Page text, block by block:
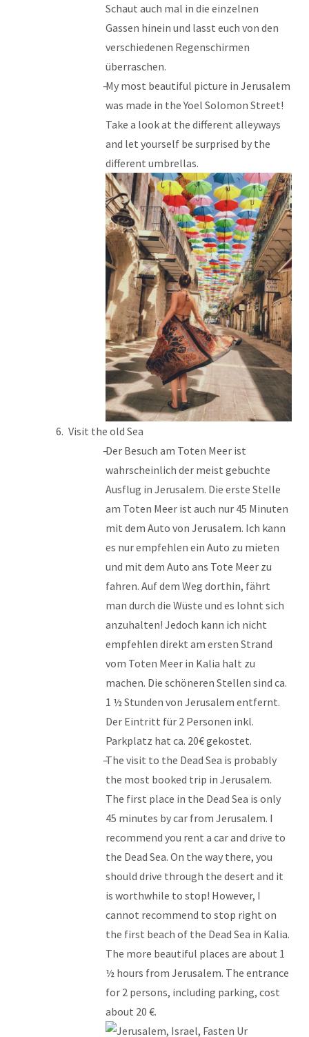
Schaut auch mal in die einzelnen
Gassen hinein und lasst euch von den
verschiedenen Regenschirmen
überraschen.
My most beautiful picture in Jerusalem
was made in the Yoel Solomon Street!
Take a look at the different alleyways
and let yourself be surprised by the
different umbrellas.
Visit the old Sea
Der Besuch am Toten Meer ist
wahrscheinlich der meist gebuchte
Ausflug in Jerusalem. Die erste Stelle
am Toten Meer ist auch nur 45 Minuten
mit dem Auto von Jerusalem. Ich kann
es nur empfehlen ein Auto zu mieten
und mit dem Auto ans Tote Meer zu
fahren. Auf dem Weg dorthin, fährt
man durch die Wüste und es lohnt sich
anzuhalten! Jedoch kann ich nicht
empfehlen direkt am ersten Strand
vom Toten Meer in Kalia halt zu
machen. Die schöneren Stellen sind ca.
1 ½ Stunden von Jerusalem entfernt.
Der Eintritt für 2 Personen inkl.
Parkplatz hat ca. 20€ gekostet.
The visit to the Dead Sea is probably
the most booked trip in Jerusalem.
The first place in the Dead Sea is only
45 minutes by car from Jerusalem. I
recommend you rent a car and drive to
the Dead Sea. On the way there, you
should drive through the desert and it
is worthwhile to stop! However, I
cannot recommend to stop right on
the first beach of the Dead Sea in Kalia.
The more beautiful places are about 1
½ hours from Jerusalem. The entrance
for 2 persons, including parking, cost
about 20 €.